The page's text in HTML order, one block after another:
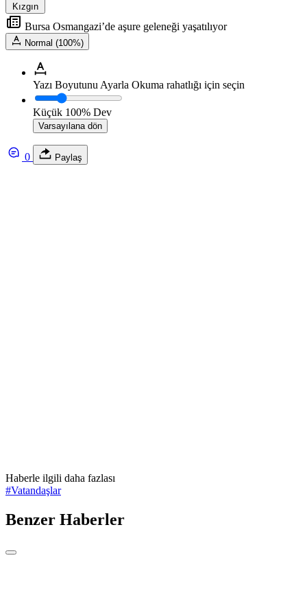
Kızgın
Bursa Osmangazi’de aşure geleneği yaşatılıyor
Normal (100%)
Yazı Boyutunu Ayarla Okuma rahatlığı için seçin
Küçük 100% Dev
Varsayılana dön
0 Paylaş
Haberle ilgili daha fazlası
#Vatandaşlar
Benzer Haberler